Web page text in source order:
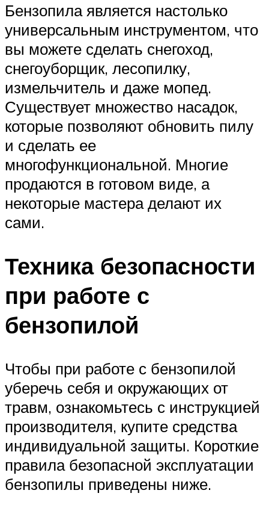
Бензопила является настолько
универсальным инструментом, что
вы можете сделать снегоход,
снегоуборщик, лесопилку,
измельчитель и даже мопед.
Существует множество насадок,
которые позволяют обновить пилу
и сделать ее
многофункциональной. Многие
продаются в готовом виде, а
некоторые мастера делают их
сами.
Техника безопасности
при работе с
бензопилой
Чтобы при работе с бензопилой
уберечь себя и окружающих от
травм, ознакомьтесь с инструкцией
производителя, купите средства
индивидуальной защиты. Короткие
правила безопасной эксплуатации
бензопилы приведены ниже.